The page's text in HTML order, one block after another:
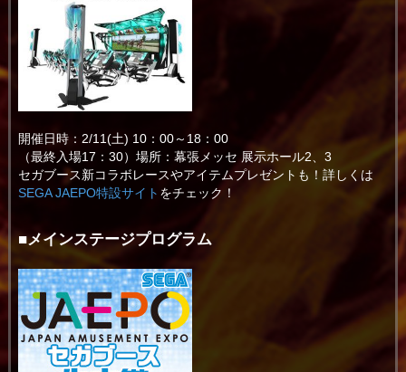
開催日時：2/11(土) 10：00～18：00
（最終入場17：30）場所：幕張メッセ 展示ホール2、3
セガブース新コラボレースやアイテムプレゼントも！詳しくは
SEGA JAEPO特設サイト をチェック！
■メインステージプログラム